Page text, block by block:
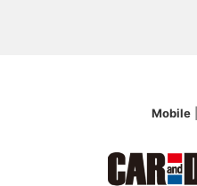
Mobile